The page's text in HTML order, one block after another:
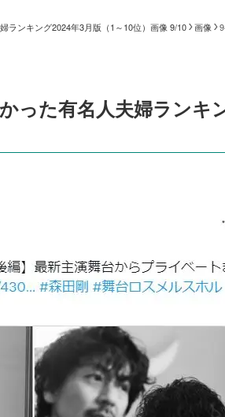
ランキング2024年3月版（1～10位）画像 9/10 画像
った有名人夫婦ランキ